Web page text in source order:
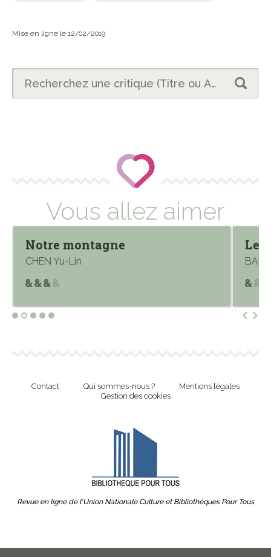
Mise en ligne le 12/02/2019
Vous allez aimer
Notre montagne
CHEN Yu-Lin
Le
Contact Qui sommes-nous ?
Mentions légales
Gestion des cookies
Revue en ligne de l'Union Nationale Culture et Bibliothèques Pour Tous